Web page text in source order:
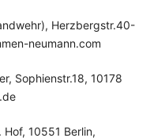
Herzbergstr.40-
neumann.com
Sophienstr.18, 10178
Hof, 10551 Berlin,